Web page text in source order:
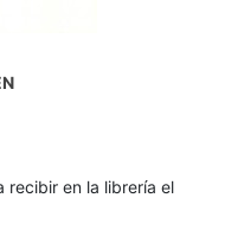
recibir en la librería el